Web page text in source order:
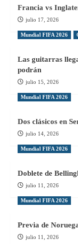
Francia vs
julio 17, 2026
Mundial FIFA 2026
Las guitarras
podrán
julio 15, 2026
Mundial FIFA 2026
Dos clásicos en
julio 14, 2026
Mundial FIFA 2026
Doblete de
julio 11, 2026
Mundial FIFA 2026
Previa de
julio 11, 2026